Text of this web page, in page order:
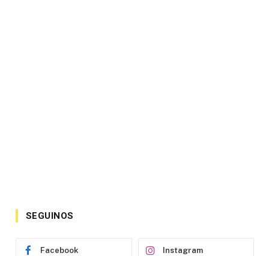
SEGUINOS
Facebook Instagram